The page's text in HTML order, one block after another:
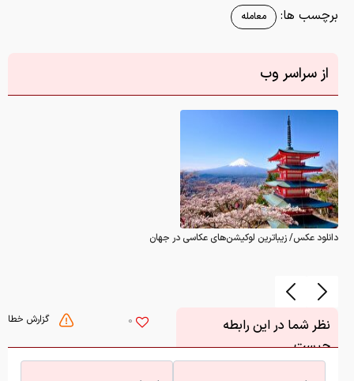
برچسب ها: معامله
از سراسر وب
دانلود عکس/ زیباترین لوکیشن‌های عکاسی در جهان
گزارش خطا 0
نظر شما در این رابطه
چیست